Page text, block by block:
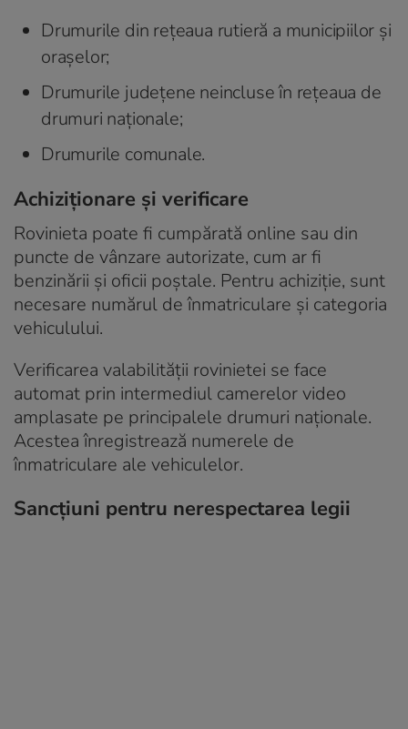
Drumurile din rețeaua rutieră a municipiilor și
orașelor;
Drumurile județene neincluse în rețeaua de
drumuri naționale;
Drumurile comunale.
Achiziționare și verificare
Rovinieta poate fi cumpărată online sau din
puncte de vânzare autorizate, cum ar fi
benzinării și oficii poștale. Pentru achiziție, sunt
necesare numărul de înmatriculare și categoria
vehiculului.
Verificarea valabilității rovinietei se face
automat prin intermediul camerelor video
amplasate pe principalele drumuri naționale.
Acestea înregistrează numerele de
înmatriculare ale vehiculelor.
Sancțiuni pentru nerespectarea legii